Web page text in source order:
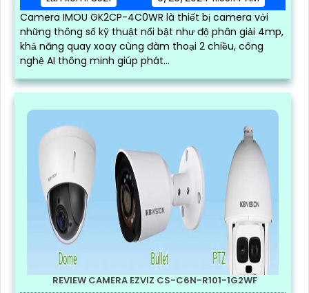
Camera IMOU GK2CP-4C0WR là thiết bị camera với
những thông số kỹ thuật nổi bật như độ phân giải 4mp,
khả năng quay xoay cùng đàm thoại 2 chiều, công
nghệ AI thông minh giúp phát...
REVIEW CAMERA EZVIZ CS-C6N-R101-1G2WF